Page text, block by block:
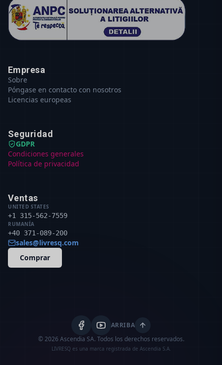
Empresa
Sobre
Póngase en contacto con nosotros
Licencias europeas
Seguridad
GDPR
Condiciones generales
Política de privacidad
Ventas
UNITED STATES
+1 315-562-7559
RUMANÍA
+40 371-089-200
sales@livresq.com
Comprar
ARRIBA
© 2026 Ascendia SA. Todos los derechos reservados.
LIVRESQ es una marca registrada de Ascendia S.A.